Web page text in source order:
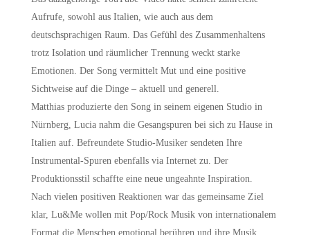
Aufrufe, sowohl aus Italien, wie auch aus dem
deutschsprachigen Raum. Das Gefühl des Zusammenhaltens
trotz Isolation und räumlicher Trennung weckt starke
Emotionen. Der Song vermittelt Mut und eine positive
Sichtweise auf die Dinge – aktuell und generell.
Matthias produzierte den Song in seinem eigenen Studio in
Nürnberg, Lucia nahm die Gesangspuren bei sich zu Hause in
Italien auf. Befreundete Studio-Musiker sendeten Ihre
Instrumental-Spuren ebenfalls via Internet zu. Der
Produktionsstil schaffte eine neue ungeahnte Inspiration.
Nach vielen positiven Reaktionen war das gemeinsame Ziel
klar, Lu&Me wollen mit Pop/Rock Musik von internationalem
Format die Menschen emotional berühren und ihre Musik